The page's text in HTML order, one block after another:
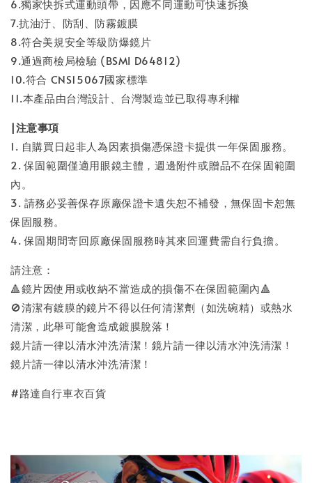
6.獨家快拆式運動頭帶，因應不同運動可快速拆換
7.抗油汙、防刮、防霧鍍膜
8.符合美規安全等級防爆鏡片
9.通過商檢局檢驗 (BSMI D64812)
10.符合 CNS15067國家標準
11.本產品由台灣設計、台灣製造並已取得專利權
|注意事項
1. 自購買日起非人為因素損傷憑保證卡提供一年保固服務。
2. 保固範圍僅適用眼鏡主體，週邊附件或贈品不在保固範圍
內。
3. 請務必妥善保存原廠保證卡遺失恕不補發，無保固卡恕無
保固服務。
4. 保固期間寄回原廠保固服務時其來回運費需自行負擔。
請注意：
🔺鏡片因使用或收納不當造成的損傷不在保固範圍內🔺
🚫清潔有鍍膜的鏡片不得以任何清潔劑（如洗碗精）或熱水
清潔，此舉可能會造成鍍膜脫落！
鏡片請一律以清水沖洗清潔！鏡片請一律以清水沖洗清潔！
鏡片請一律以清水沖洗清潔！
#路達自行車衣百貨